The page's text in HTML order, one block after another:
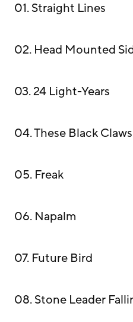
01. Straight Lines
02. Head Mounted
03. 24 Light-Years
04. These Black
05. Freak
06. Napalm
07. Future Bird
08. Stone Leader